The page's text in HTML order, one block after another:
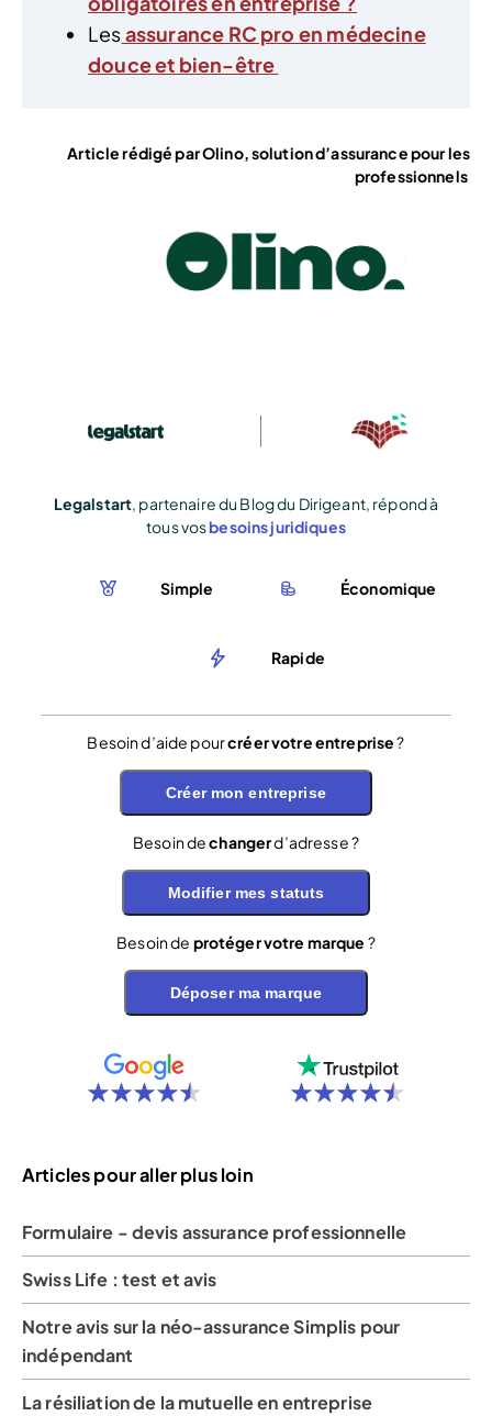
Lesassurance RC pro en médecine
douce et bien-être
Article rédigé par Olino, solution d’assurance pour les
professionnels
Legalstart, partenaire du Blog du Dirigeant, répond à
tous vosbesoins juridiques
Simple Économique
Rapide
Besoin d’aide pourcréer votre entreprise?
Créer mon entreprise
Besoin dechangerd’adresse ?
Modifier mes statuts
Besoin de protéger votre marque ?
Déposer ma marque
Articles pour aller plus loin
Formulaire - devis assurance professionnelle
Swiss Life : test et avis
Notre avis sur la néo-assurance Simplis pour
indépendant
La résiliation de la mutuelle en entreprise